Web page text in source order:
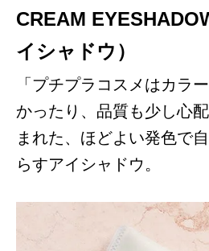
CREAM
イシャドウ）
「プチプラコスメはカラ
かったり、品質も少し心
まれた、ほどよい発色で
らすアイシャドウ。